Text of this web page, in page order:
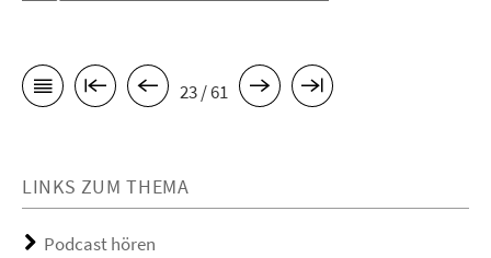
23 / 61
LINKS ZUM THEMA
Podcast hören